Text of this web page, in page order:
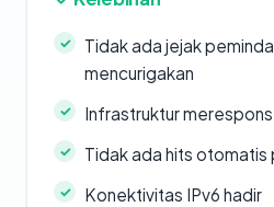
Tidak ada jejak
mencurigakan
Infrastruktur
Tidak ada hits otomatis
Konektivitas IPv6 hadir